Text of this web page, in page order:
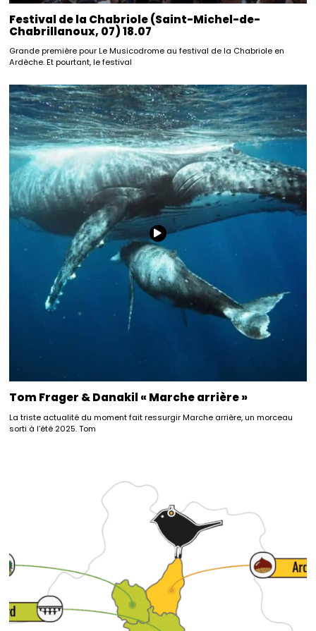
Festival de la Chabriole (Saint-Michel-de-
Chabrillanoux, 07) 18.07
Grande première pour Le Musicodrome au festival de la Chabriole en
Ardèche. Et pourtant, le festival
Tom Frager & Danakil « Marche arrière »
La triste actualité du moment fait ressurgir Marche arrière, un morceau
sorti à l’été 2025. Tom